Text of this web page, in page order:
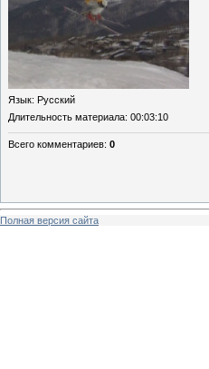
Язык: Русский
Длительность материала: 00:03:10
Всего комментариев: 0
Полная версия сайта